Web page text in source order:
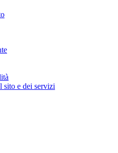
sito e dei servizi